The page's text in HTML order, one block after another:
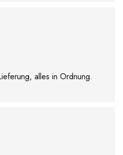
alles in Ordnung.